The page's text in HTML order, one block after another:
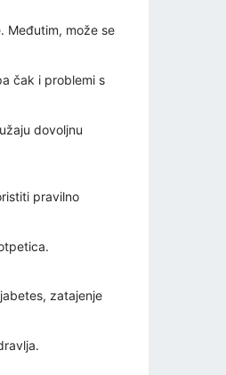
Međutim, može se
čak i problemi s
dovoljnu
pravilno
zatajenje